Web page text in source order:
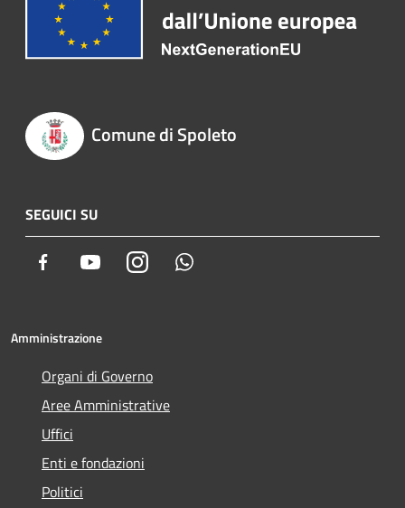
Comune di Spoleto
SEGUICI SU
Facebook YoutubeInstagram
Amministrazione
Organi di Governo
Aree Amministrative
Uffici
Enti e fondazioni
Politici